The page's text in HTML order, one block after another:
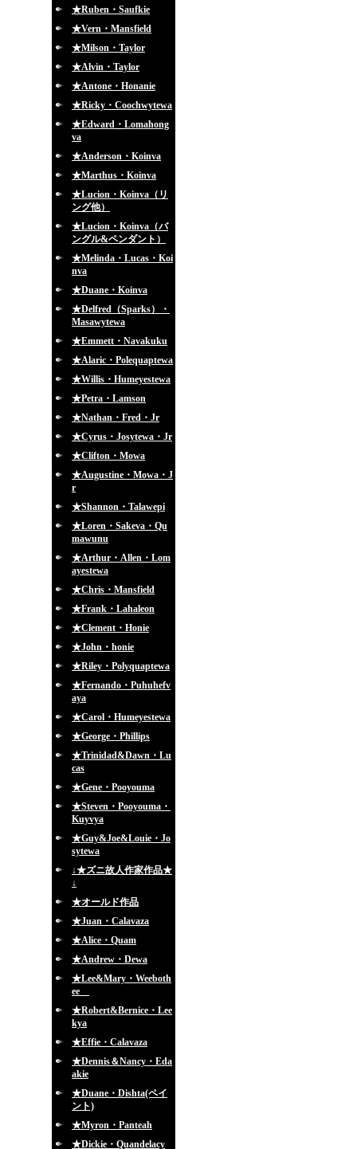
★Ruben・Saufkie
★Vern・Mansfield
★Milson・Taylor
★Alvin・Taylor
★Antone・Honanie
★Ricky・Coochwytewa
★Edward・Lomahong
va
★Anderson・Koinva
★Marthus・Koinva
★Lucion・Koinva（リ
ング他）
★Lucion・Koinva（バ
ングル&ペンダント）
★Melinda・Lucas・Koi
nva
★Duane・Koinva
★Delfred（Sparks）・
Masawytewa
★Emmett・Navakuku
★Alaric・Polequaptewa
★Willis・Humeyestewa
★Petra・Lamson
★Nathan・Fred・Jr
★Cyrus・Josytewa・Jr
★Clifton・Mowa
★Augustine・Mowa・J
r
★Shannon・Talawepi
★Loren・Sakeva・Qu
mawunu
★Arthur・Allen・Lom
ayestewa
★Chris・Mansfield
★Frank・Lahaleon
★Clement・Honie
★John・honie
★Riley・Polyquaptewa
★Fernando・Puhuhefv
aya
★Carol・Humeyestewa
★George・Phillips
★Trinidad&Dawn・Lu
cas
★Gene・Pooyouma
★Steven・Pooyouma・
Kuyvya
★Guy&Joe&Louie・Jo
sytewa
↓★ズニ故人作家作品★
↓
★オールド作品
★Juan・Calavaza
★Alice・Quam
★Andrew・Dewa
★Lee&Mary・Weeboth
ee
★Robert&Bernice・Lee
kya
★Effie・Calavaza
★Dennis＆Nancy・Eda
akie
★Duane・Dishta(ペイ
ント)
★Myron・Panteah
★Dickie・Quandelacy